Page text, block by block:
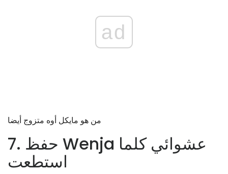
ad
من هو مايكل أوه متزوج أيضا
7. حفظ Wenja عشوائي كلما
استطعت